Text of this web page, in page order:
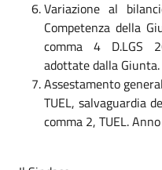
Variazione al
Competenza della
comma 4 D.LGS
adottate dalla Giunta.
Assestamento
TUEL, salvaguardia
comma 2, TUEL.